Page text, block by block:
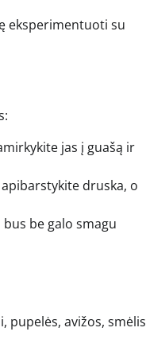
eksperimentuoti su
jas į guašą ir
druska, o
be galo smagu
pupelės, avižos, smėlis